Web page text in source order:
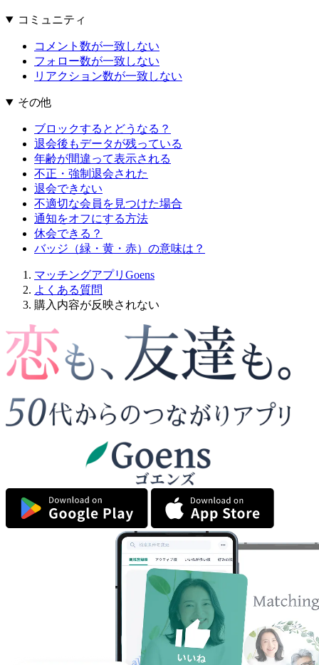
コミュニティ
コメント数が一致しない
フォロー数が一致しない
リアクション数が一致しない
その他
ブロックするとどうなる？
退会後もデータが残っている
年齢が間違って表示される
不正・強制退会された
退会できない
不適切な会員を見つけた場合
通知をオフにする方法
休会できる？
バッジ（緑・黄・赤）の意味は？
マッチングアプリGoens
よくある質問
購入内容が反映されない